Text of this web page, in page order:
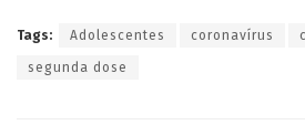
Tags: Adolescentes coronavírus
segunda dose